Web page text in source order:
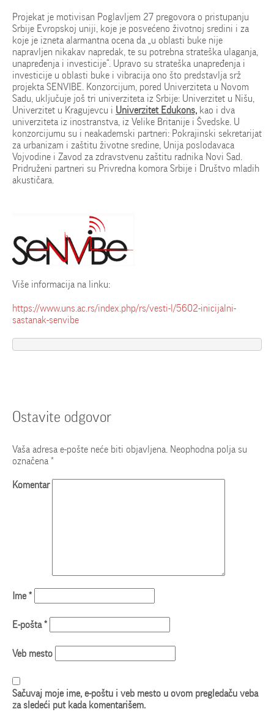
Projekat je motivisan Poglavljem 27 pregovora o pristupanju
Srbije Evropskoj uniji, koje je posvećeno životnoj sredini i za
koje je izneta alarmantna ocena da „u oblasti buke nije
napravljen nikakav napredak, te su potrebna strateška ulaganja,
unapređenja i investicije“. Upravo su strateška unapređenja i
investicije u oblasti buke i vibracija ono što predstavlja srž
projekta SENVIBE. Konzorcijum, pored Univerziteta u Novom
Sadu, uključuje još tri univerziteta iz Srbije: Univerzitet u Nišu,
Univerzitet u Kragujevcu i Univerzitet Edukons, kao i dva
univerziteta iz inostranstva, iz Velike Britanije i Švedske. U
konzorcijumu su i neakademski partneri: Pokrajinski sekretarijat
za urbanizam i zaštitu životne sredine, Unija poslodavaca
Vojvodine i Zavod za zdravstvenu zaštitu radnika Novi Sad.
Pridruženi partneri su Privredna komora Srbije i Društvo mladih
akustičara.
Više informacija na linku:
https://www.uns.ac.rs/index.php/rs/vesti-l/5602-inicijalni-
sastanak-senvibe
Ostavite odgovor
Vaša adresa e-pošte neće biti objavljena. Neophodna polja su
označena *
Komentar
Ime*
E-pošta*
Veb mesto
Sačuvaj moje ime, e-poštu i veb mesto u ovom pregledaču veba
za sledeći put kada komentarišem.